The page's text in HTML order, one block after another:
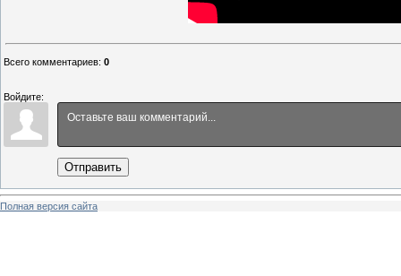
Всего комментариев: 0
Войдите:
Отправить
Полная версия сайта